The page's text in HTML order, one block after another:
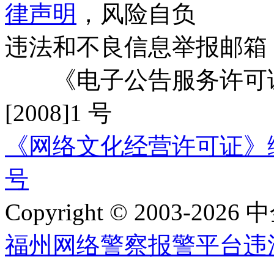
律声明 ，风险自负
违法和不良信息举报邮箱
《电子公告服务许可
[2008]1 号
《网络文化经营许可证
号
Copyright © 2003-2026
福州网络警察报警平台违